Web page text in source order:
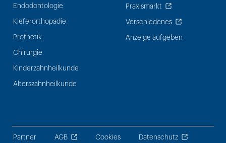
Endodontologie
Kieferorthopädie
Prothetik
Chirurgie
Kinderzahnheilkunde
Alterszahnheilkunde
Praxismarkt
Verschiedenes
Anzeige aufgeben
Partner AGB Cookies Datenschutz